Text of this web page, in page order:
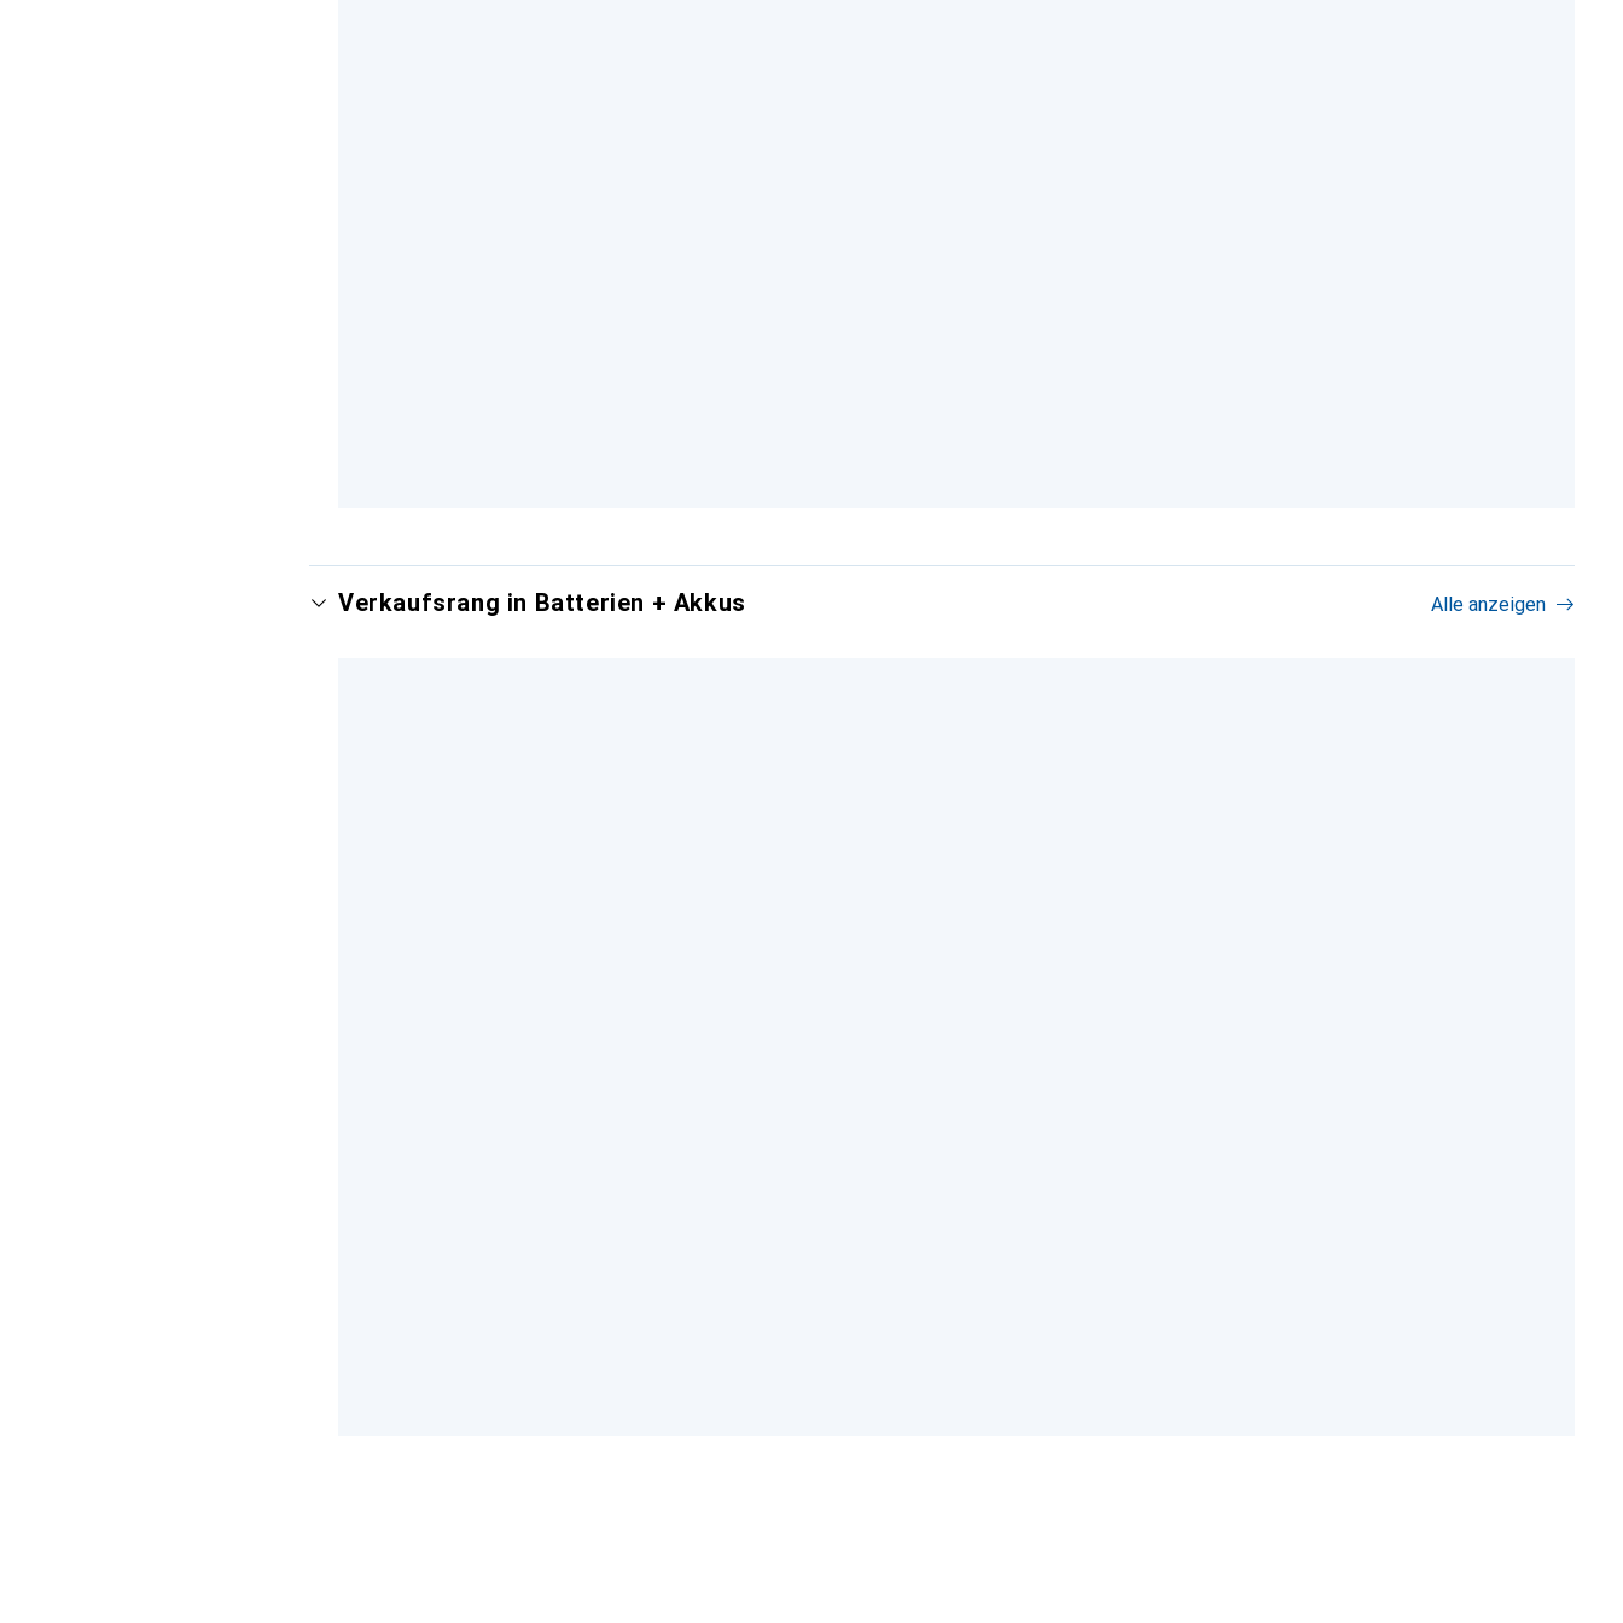
Verkaufsrang in Batterien + Akkus Alle anzeigen